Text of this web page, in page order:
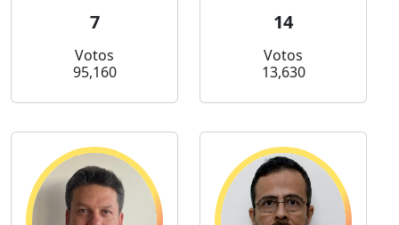
7
Votos
95,160
14
Votos
13,630